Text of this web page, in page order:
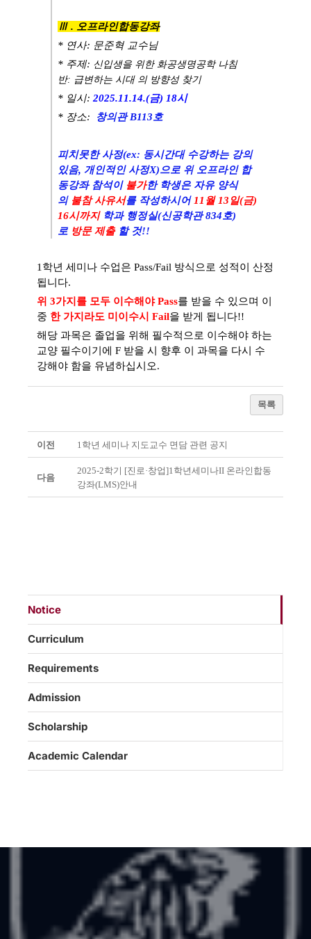
Ⅲ . 오프라인합동강좌
* 연사: 문준혁 교수님
* 주제: 신입생을 위한 화공생명공학 나침
반: 급변하는 시대 의 방향성 찾기
* 일시: 2025.11.14.(금) 18시
* 장소:
창의관 B113호
피치못한 사정(ex: 동시간대 수강하는 강의
있음, 개인적인 사정X)으로 위 오프라인 합
동강좌 참석이 불가한 학생은 자유 양식
의 불참 사유서를 작성하시어11 월 13 일(금)
16시까지학과 행정실(신공학관 834호)
로 방문 제출할 것!!
1학년 세미나 수업은 Pass/Fail 방식으로 성적이 산정
됩니다.
위 3가지를 모두 이수해야Pass를 받을 수 있으며 이
중 한 가지라도 미이수시 Fail을 받게 됩니다!!
해당 과목은 졸업을 위해 필수적으로 이수해야 하는
교양 필수이기에 F 받을 시 향후 이 과목을 다시 수
강해야 함을 유념하십시오.
목록
이전 1학년 세미나 지도교수 면담 관련 공지
다음
2025-2학기 [진로·창업]1학년세미나II 온라인합동
강좌(LMS)안내
Notice
Curriculum
Requirements
Admission
Scholarship
Academic Calendar